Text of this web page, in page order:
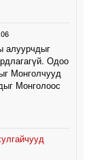
алуурчдыг
Одоо
Монголчууд
Монголоос